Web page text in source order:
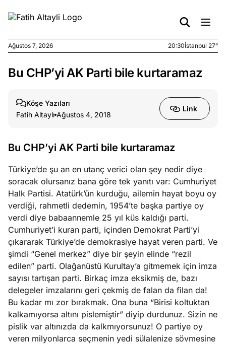
Ağustos
kirli
6, 2026
yasalar
Ağustos
5, 2026
stok
caiz
Köşe
Yazıları
Spor
Yazıları
Yazıları
Ağustos 7, 2026 20:30İstanbul 27°
Bu CHP’yi AK Parti bile kurtaramaz
Köşe Yazıları
Fatih Altaylı Ağustos 4, 2018
Link
Bu CHP’yi AK Parti bile kurtaramaz
Türkiye’de şu an en utanç verici olan şey nedir diye
soracak olursanız bana göre tek yanıtı var: Cumhuriyet
Halk Partisi. Atatürk’ün kurduğu, ailemin hayat boyu oy
verdiği, rahmetli dedemin, 1954’te başka partiye oy
verdi diye babaannemle 25 yıl küs kaldığı parti.
Cumhuriyet’i kuran parti, içinden Demokrat Parti’yi
çıkararak Türkiye’de demokrasiye hayat veren parti. Ve
şimdi “Genel merkez” diye bir şeyin elinde “rezil
edilen” parti. Olağanüstü Kurultay’a gitmemek için imza
sayısı tartışan parti. Birkaç imza eksikmiş de, bazı
delegeler imzalarını geri çekmiş de falan da filan da!
Bu kadar mı zor bırakmak. Ona buna “Birisi koltuktan
kalkamıyorsa altını pislemiştir” diyip durdunuz. Sizin ne
pislik var altınızda da kalkmıyorsunuz! O partiye oy
veren milyonlarca seçmenin yedi sülalenize sövmesine